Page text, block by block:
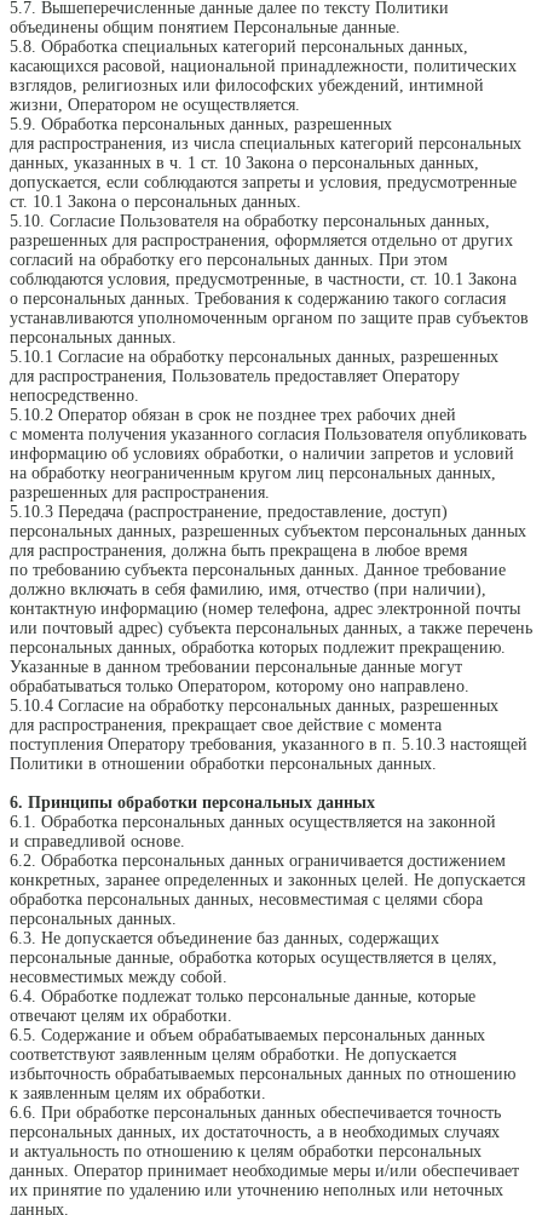
5.7. Вышеперечисленные данные далее по тексту Политики
объединены общим понятием Персональные данные.
5.8. Обработка специальных категорий персональных данных,
касающихся расовой, национальной принадлежности, политических
взглядов, религиозных или философских убеждений, интимной
жизни, Оператором не осуществляется.
5.9. Обработка персональных данных, разрешенных
для распространения, из числа специальных категорий персональных
данных, указанных в ч. 1 ст. 10 Закона о персональных данных,
допускается, если соблюдаются запреты и условия, предусмотренные
ст. 10.1 Закона о персональных данных.
5.10. Согласие Пользователя на обработку персональных данных,
разрешенных для распространения, оформляется отдельно от других
согласий на обработку его персональных данных. При этом
соблюдаются условия, предусмотренные, в частности, ст. 10.1 Закона
о персональных данных. Требования к содержанию такого согласия
устанавливаются уполномоченным органом по защите прав субъектов
персональных данных.
5.10.1 Согласие на обработку персональных данных, разрешенных
для распространения, Пользователь предоставляет Оператору
непосредственно.
5.10.2 Оператор обязан в срок не позднее трех рабочих дней
с момента получения указанного согласия Пользователя опубликовать
информацию об условиях обработки, о наличии запретов и условий
на обработку неограниченным кругом лиц персональных данных,
разрешенных для распространения.
5.10.3 Передача (распространение, предоставление, доступ)
персональных данных, разрешенных субъектом персональных данных
для распространения, должна быть прекращена в любое время
по требованию субъекта персональных данных. Данное требование
должно включать в себя фамилию, имя, отчество (при наличии),
контактную информацию (номер телефона, адрес электронной почты
или почтовый адрес) субъекта персональных данных, а также перечень
персональных данных, обработка которых подлежит прекращению.
Указанные в данном требовании персональные данные могут
обрабатываться только Оператором, которому оно направлено.
5.10.4 Согласие на обработку персональных данных, разрешенных
для распространения, прекращает свое действие с момента
поступления Оператору требования, указанного в п. 5.10.3 настоящей
Политики в отношении обработки персональных данных.
6. Принципы обработки персональных данных
6.1. Обработка персональных данных осуществляется на законной
и справедливой основе.
6.2. Обработка персональных данных ограничивается достижением
конкретных, заранее определенных и законных целей. Не допускается
обработка персональных данных, несовместимая с целями сбора
персональных данных.
6.3. Не допускается объединение баз данных, содержащих
персональные данные, обработка которых осуществляется в целях,
несовместимых между собой.
6.4. Обработке подлежат только персональные данные, которые
отвечают целям их обработки.
6.5. Содержание и объем обрабатываемых персональных данных
соответствуют заявленным целям обработки. Не допускается
избыточность обрабатываемых персональных данных по отношению
к заявленным целям их обработки.
6.6. При обработке персональных данных обеспечивается точность
персональных данных, их достаточность, а в необходимых случаях
и актуальность по отношению к целям обработки персональных
данных. Оператор принимает необходимые меры и/или обеспечивает
их принятие по удалению или уточнению неполных или неточных
данных.